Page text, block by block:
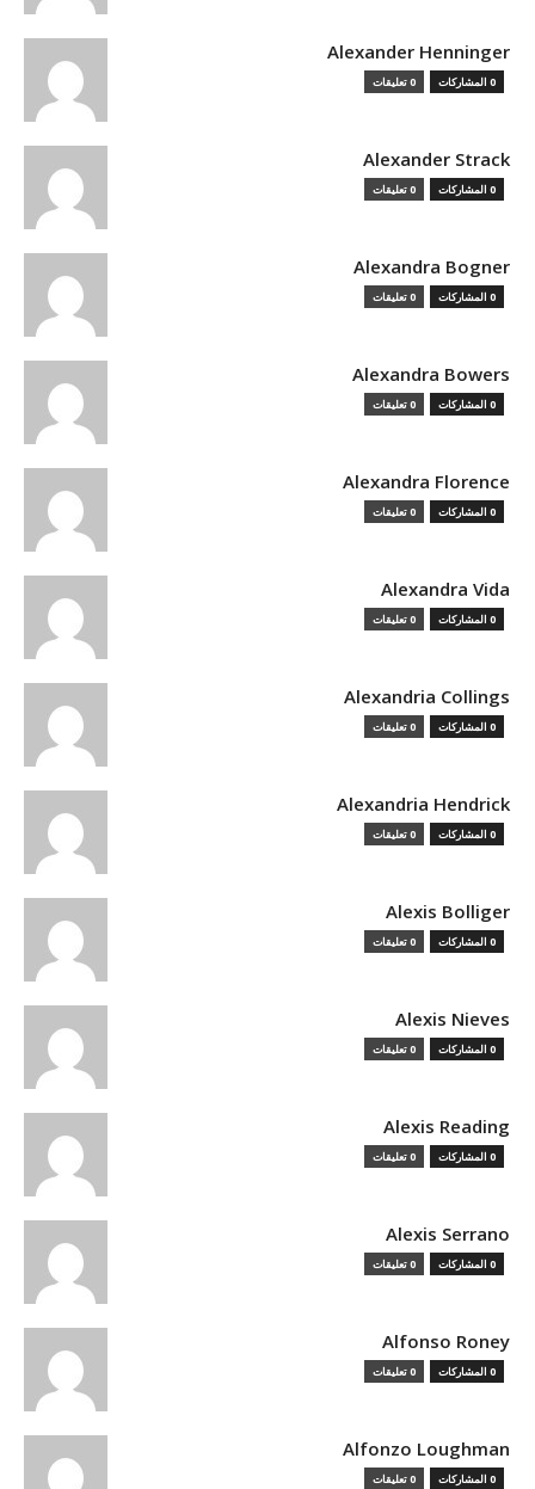
Alexander Henninger
0 المشاركات 0 تعليقات
Alexander Strack
0 المشاركات 0 تعليقات
Alexandra Bogner
0 المشاركات 0 تعليقات
Alexandra Bowers
0 المشاركات 0 تعليقات
Alexandra Florence
0 المشاركات 0 تعليقات
Alexandra Vida
0 المشاركات 0 تعليقات
Alexandria Collings
0 المشاركات 0 تعليقات
Alexandria Hendrick
0 المشاركات 0 تعليقات
Alexis Bolliger
0 المشاركات 0 تعليقات
Alexis Nieves
0 المشاركات 0 تعليقات
Alexis Reading
0 المشاركات 0 تعليقات
Alexis Serrano
0 المشاركات 0 تعليقات
Alfonso Roney
0 المشاركات 0 تعليقات
Alfonzo Loughman
0 المشاركات 0 تعليقات